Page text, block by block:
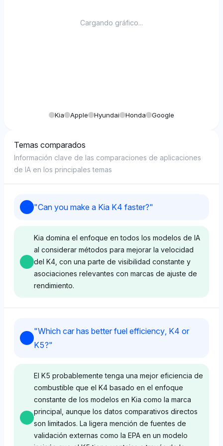
Cargando gráfico...
Kia Apple Hyundai Honda Google
Temas comparados
Información clave de las comparaciones de aplicaciones
de IA en los principales temas
"Can you make a Kia K4 faster?"
Kia domina el enfoque en todos los modelos de IA
al considerar métodos para mejorar la velocidad
del K4, con una parte de visibilidad constante y
asociaciones relevantes con marcas de ajuste de
rendimiento.
Perplexity se centra exclusivamente en Kia con una
distracciones de entidades competidoras. Su tono
neutral sugiere un reconocimiento directo de Kia
como el sujeto principal para las mejoras de
velocidad.
"Which car has better fuel efficiency, K4 or
K5?"
El K5 probablemente tenga una mejor eficiencia de
combustible que el K4 basado en el enfoque
constante de los modelos en Kia como la marca
principal, aunque los datos comparativos directos
son limitados. La ligera mención de fuentes de
validación externas como la EPA en un modelo